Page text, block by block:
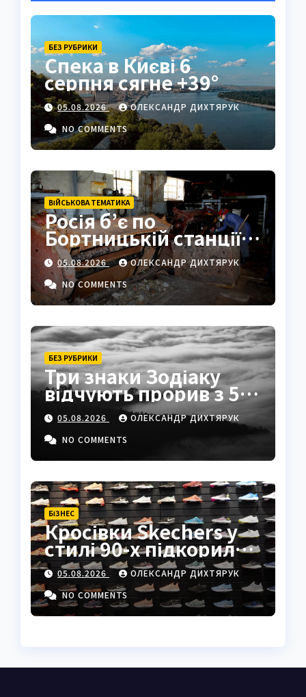
БЕЗ РУБРИКИ
Спека в Києві 6
серпня сягне +39°
05.08.2026
ОЛЕКСАНДР ДИХТЯРУК
NO COMMENTS
ВІЙСЬКОВА ТЕМАТИКА
Росія б’є по
Бортницькій станції:
експерт попередив
про катастрофу
05.08.2026
ОЛЕКСАНДР ДИХТЯРУК
NO COMMENTS
БЕЗ РУБРИКИ
Три знаки Зодіаку
відчують прорив з 5
серпня 2026
05.08.2026
ОЛЕКСАНДР ДИХТЯРУК
NO COMMENTS
БІЗНЕС
Кросівки Skechers у
стилі 90-х підкорили
жінок 50+
05.08.2026
ОЛЕКСАНДР ДИХТЯРУК
NO COMMENTS